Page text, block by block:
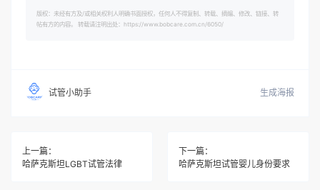
版权：未经有方及/或相关权利人明确书面授权，任何人不得复制、转载、摘编、修改、链接、转
帖有方的内容。 转载请注明出处：https://www.bobcare.com.cn/6050/
试管小助手 生成海报
上一篇：
哈萨克斯坦LGBT试管法律
下一篇：
哈萨克斯坦试管婴儿身份要求